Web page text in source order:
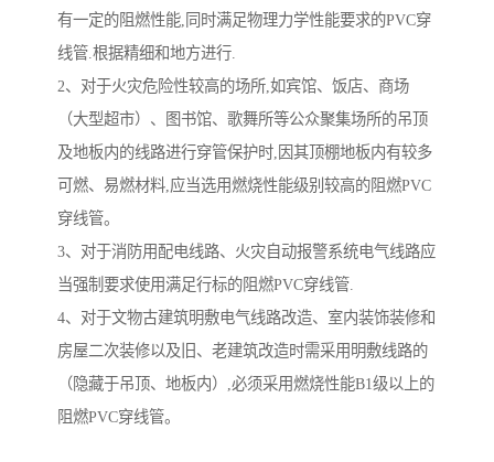
有一定的阻燃性能,同时满足物理力学性能要求的PVC穿
线管.根据精细和地方进行.
2、对于火灾危险性较高的场所,如宾馆、饭店、商场
（大型超市）、图书馆、歌舞所等公众聚集场所的吊顶
及地板内的线路进行穿管保护时,因其顶棚地板内有较多
可燃、易燃材料,应当选用燃烧性能级别较高的阻燃PVC
穿线管。
3、对于消防用配电线路、火灾自动报警系统电气线路应
当强制要求使用满足行标的阻燃PVC穿线管.
4、对于文物古建筑明敷电气线路改造、室内装饰装修和
房屋二次装修以及旧、老建筑改造时需采用明敷线路的
（隐藏于吊顶、地板内）,必须采用燃烧性能B1级以上的
阻燃PVC穿线管。